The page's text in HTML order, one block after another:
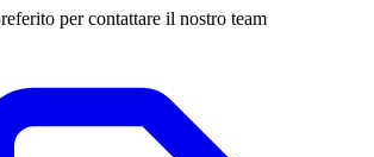
per contattare il nostro team